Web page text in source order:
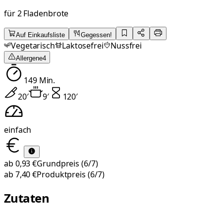
für 2 Fladenbrote
Auf Einkaufsliste Gegessen!
Vegetarisch Laktosefrei Nussfrei
Allergene4
149Min.
20′ 9′ 120′
einfach
ab 0,93 €Grundpreis (6/7)
ab 7,40 €Produktpreis (6/7)
Zutaten